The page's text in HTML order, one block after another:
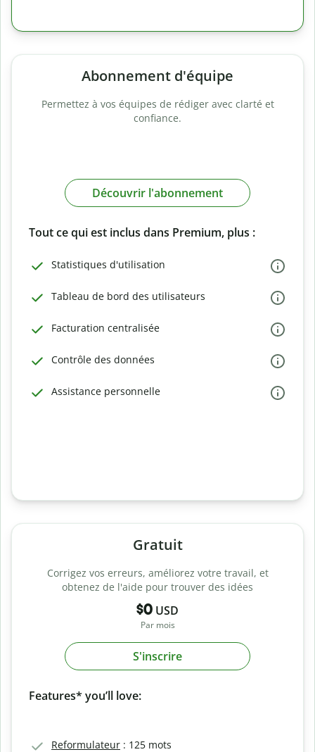
Abonnement d'équipe
Permettez à vos équipes de rédiger avec clarté et
confiance.
Découvrir l'abonnement
Tout ce qui est inclus dans Premium, plus :
Statistiques d'utilisation
Tableau de bord des utilisateurs
Facturation centralisée
Contrôle des données
Assistance personnelle
Gratuit
Corrigez vos erreurs, améliorez votre travail, et
obtenez de l'aide pour trouver des idées
$0 USD
Par mois
S'inscrire
Features* you’ll love:
Reformulateur : 125 mots